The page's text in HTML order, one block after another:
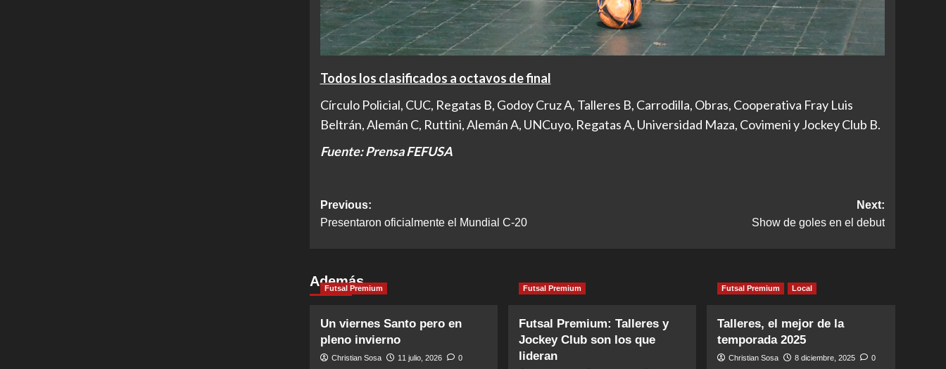
Todos los clasificados a octavos de final
Círculo Policial, CUC, Regatas B, Godoy Cruz A, Talleres B, Carrodilla, Obras, Cooperativa Fray Luis
Beltrán, Alemán C, Ruttini, Alemán A, UNCuyo, Regatas A, Universidad Maza, Covimeni y Jockey Club B.
Fuente: Prensa FEFUSA
Post
navigation
Previous:
Presentaron oficialmente el Mundial C-20
Next:
Show de goles en el debut
Además
Futsal Premium
Un viernes Santo pero en
pleno invierno
Christian Sosa 11 julio, 2026 0
Futsal Premium
Futsal Premium: Talleres y
Jockey Club son los que
lideran
Futsal Premium Local
Talleres, el mejor de la
temporada 2025
Christian Sosa 8 diciembre, 2025 0